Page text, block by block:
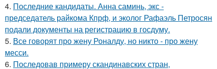
4. Последние кандидаты. Анна саминь, экс -
председатель райкома Кпрф, и эколог Рафаэль Петросян
подали документы на регистрацию в госдуму.
5. Все говорят про жену Роналду, но никто - про жену
месси.
6. Последовав примеру скандинавских стран,